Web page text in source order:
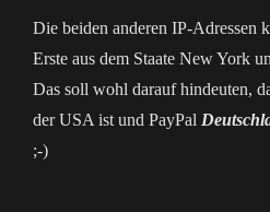
Die beiden anderen IP-Adressen
Erste aus dem Staate New York
Das soll wohl darauf hindeuten,
der USA ist und PayPal
;-)